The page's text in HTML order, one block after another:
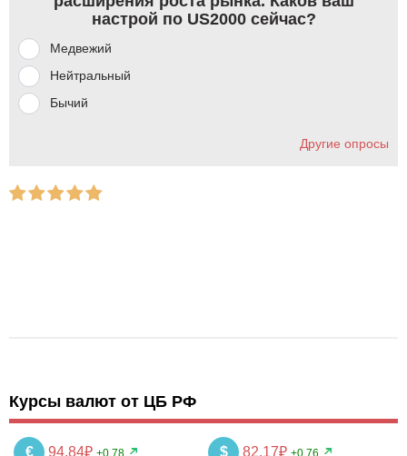
настрой по US2000 сейчас?
Медвежий
Нейтральный
Бычий
Другие опросы
Курсы валют от ЦБ РФ
€ 94.84₽ +0.78 $ 82.17₽ +0.76